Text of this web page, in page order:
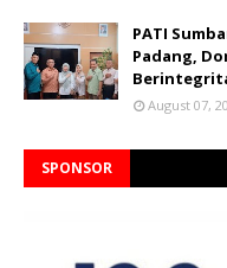
PATI
Padang,
August 07,
SPONSOR